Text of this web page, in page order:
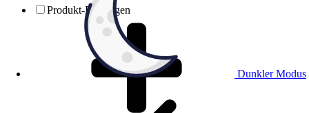
Dunkler Modus
Produkt-Prüfungen